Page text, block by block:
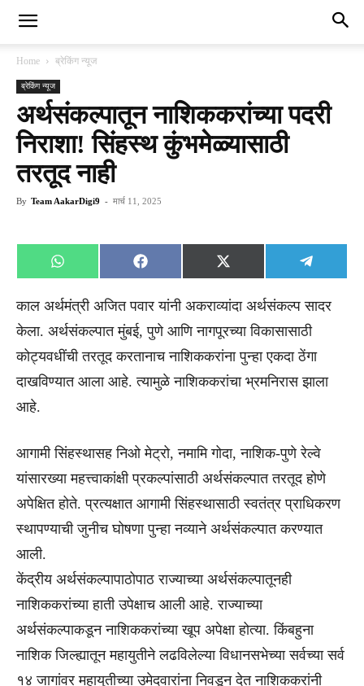
Home ब्रेकिंग न्यूज
ब्रेकिंग न्यूज
अर्थसंकल्पातून नाशिककरांच्या पदरी
निराशा! सिंहस्थ कुंभमेळ्यासाठी
तरतूद नाही
By Team AakarDigi9 - मार्च 11, 2025
Share
on
WhatsApp
Share
on
Facebook
Share
on
X
(Twitter)
Share
on
काल अर्थमंत्री अजित पवार यांनी अकराव्यांदा अर्थसंकल्प सादर
केला. अर्थसंकल्पात मुंबई, पुणे आणि नागपूरच्या विकासासाठी
कोट्यवधींची तरतूद करतानाच नाशिककरांना पुन्हा एकदा ठेंगा
दाखविण्यात आला आहे. त्यामुळे नाशिककरांचा भ्रमनिरास झाला
आहे.
आगामी सिंहस्थासह निओ मेट्रो, नमामि गोदा, नाशिक-पुणे रेल्वे
यांसारख्या महत्त्वाकांक्षी प्रकल्पांसाठी अर्थसंकल्पात तरतूद होणे
अपेक्षित होते. प्रत्यक्षात आगामी सिंहस्थासाठी स्वतंत्र प्राधिकरण
स्थापण्याची जुनीच घोषणा पुन्हा नव्याने अर्थसंकल्पात करण्यात
आली.
केंद्रीय अर्थसंकल्पापाठोपाठ राज्याच्या अर्थसंकल्पातूनही
नाशिककरांच्या हाती उपेक्षाच आली आहे. राज्याच्या
अर्थसंकल्पाकडून नाशिककरांच्या खूप अपेक्षा होत्या. किंबहुना
नाशिक जिल्ह्यातून महायुतीने लढविलेल्या विधानसभेच्या सर्वच्या सर्व
१४ जागांवर महायुतीच्या उमेदवारांना निवडून देत नाशिककरांनी